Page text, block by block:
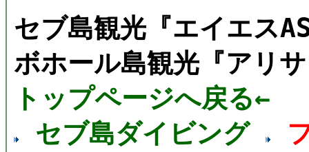
セブ島観光『エイエス
ボホール島観光『アリ
トップページへ戻る←
セブ島ダイビング